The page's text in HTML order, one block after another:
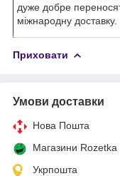
дуже добре
міжнародну доставку.
Приховати
Умови доставки
Нова Пошта
Магазини Rozetka
Укрпошта